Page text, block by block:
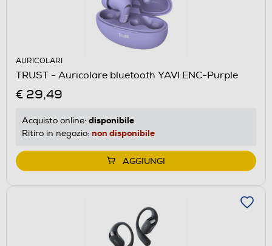
AURICOLARI
TRUST - Auricolare bluetooth YAVI ENC-Purple
€ 29,49
Acquisto online: disponibile
Ritiro in negozio: non disponibile
AGGIUNGI